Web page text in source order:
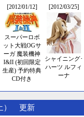
[2012/01/12]
スーパーロボ
ット大戦OGサ
ーガ 魔装機神
I&II (初回限定
生産) 予約特典
CD付き
[2012/03/25]
シャイニング･
ハーツ ルフィ
ーナ
） 更新